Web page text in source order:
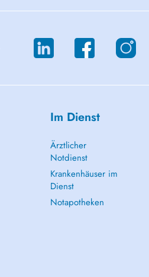
Im Dienst
Ärztlicher
Notdienst
Krankenhäuser im
Dienst
Notapotheken